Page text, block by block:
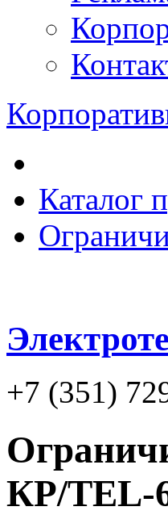
Каталог
+7 (351)
КР/TEL-